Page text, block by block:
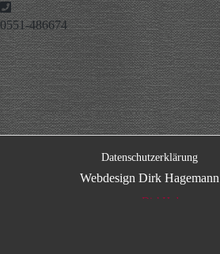
Telefon
0551-486674
Datenschutzerklärung
Webdesign Dirk Hagemann
www.DirkH.de